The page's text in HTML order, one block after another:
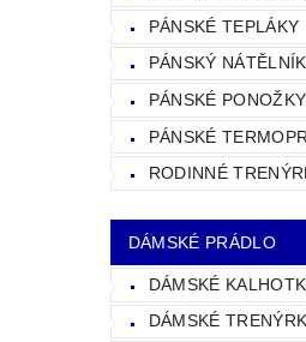
PÁNSKÉ TEPLÁKY
PÁNSKÝ NÁTĚLNÍK
PÁNSKÉ
PÁNSKÉ
RODINNÉ
DÁMSKÉ PRÁDLO
DÁMSKÉ
DÁMSKÉ